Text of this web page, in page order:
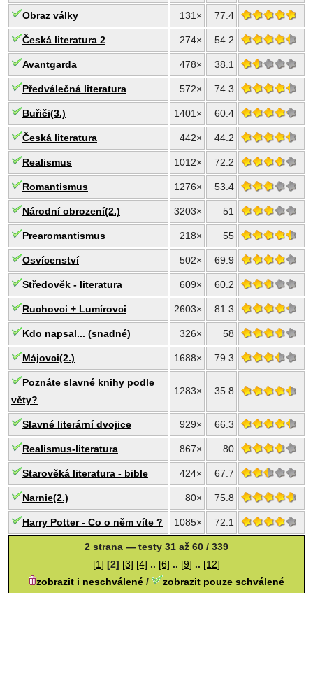
Obraz války 131× 77.4
Česká literatura 2 274× 54.2
Avantgarda 478× 38.1
Předválečná literatura 572× 74.3
Buřiči(3.) 1401× 60.4
Česká literatura 442× 44.2
Realismus 1012× 72.2
Romantismus 1276× 53.4
Národní obrození(2.) 3203× 51
Prearomantismus 218× 55
Osvícenství 502× 69.9
Středověk - literatura 609× 60.2
Ruchovci + Lumírovci 2603× 81.3
Kdo napsal... (snadné) 326× 58
Májovci(2.) 1688× 79.3
Poznáte slavné knihy podle
věty?
1283× 35.8
Slavné literární dvojice 929× 66.3
Realismus-literatura 867× 80
Starověká literatura - bible 424× 67.7
Narnie(2.) 80× 75.8
Harry Potter - Co o něm víte ? 1085× 72.1
2 strana — testy 31 až 60 / 339
[1] [2] [3] [4] .. [6] .. [9] .. [12]
zobrazit i neschválené / zobrazit pouze schválené